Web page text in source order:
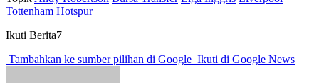
Tottenham Hotspur
Ikuti Berita7
Tambahkan ke sumber pilihan di Google Ikuti di Google News